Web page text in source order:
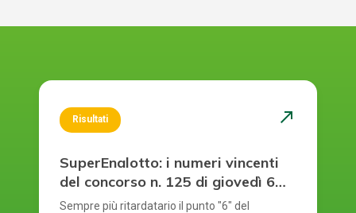
Risultati north_east
SuperEnalotto: i numeri vincenti
del concorso n. 125 di giovedì 6
agosto 2026
Sempre più ritardatario il punto "6" del